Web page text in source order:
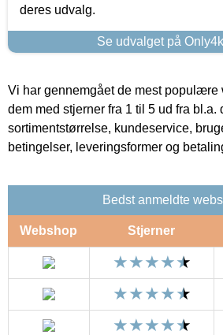
deres udvalg.
Se udvalget på
Vi har gennemgået de mest populære
dem med stjerner fra 1 til 5 ud fra bl.a.
sortimentstørrelse, kundeservice,
betingelser, leveringsformer og
Bedst anmeldte
Webshop Stjerner